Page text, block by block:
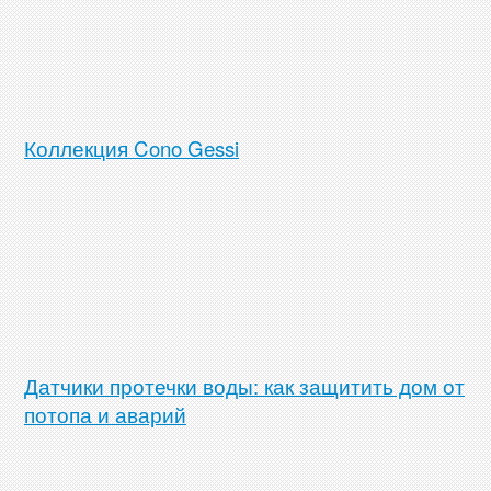
Коллекция Cono Gessi
Датчики протечки воды: как защитить дом от
потопа и аварий